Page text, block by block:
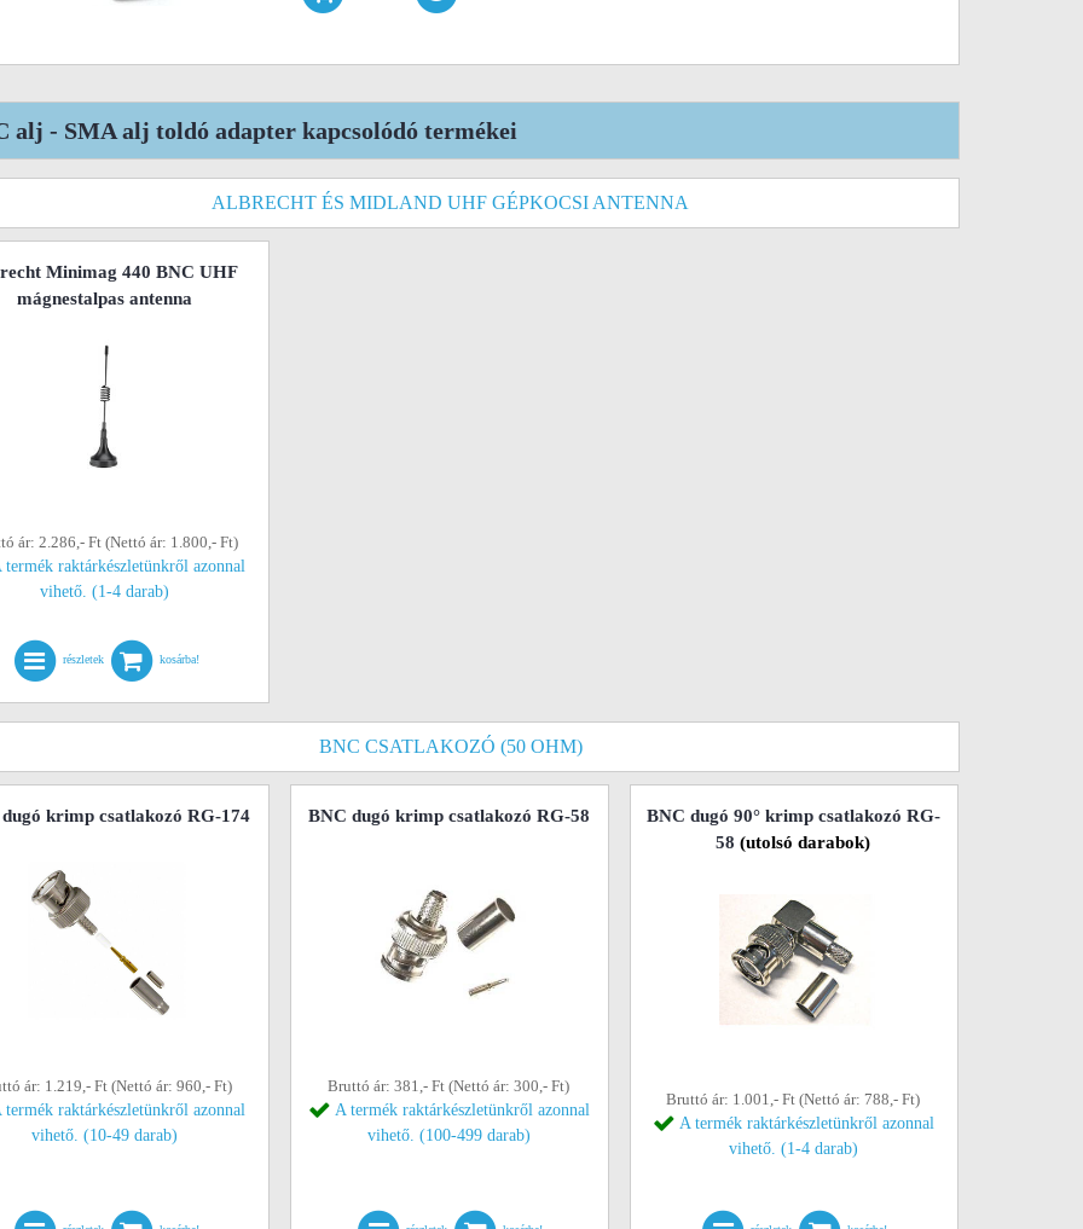
alj - SMA alj toldó adapter kapcsolódó termékei
ALBRECHT ÉS MIDLAND UHF GÉPKOCSI ANTENNA
Minimag 440 BNC UHF
mágnestalpas antenna
ár: 2.286,- Ft (Nettó ár: 1.800,- Ft)
termék raktárkészletünkről azonnal
vihető. (1-4 darab)
részletek kosárba!
BNC CSATLAKOZÓ (50 OHM)
krimp csatlakozó RG-174
ár: 1.219,- Ft (Nettó ár: 960,- Ft)
termék raktárkészletünkről azonnal
vihető. (10-49 darab)
BNC dugó krimp csatlakozó RG-58
Bruttó ár: 381,- Ft (Nettó ár: 300,- Ft)
A termék raktárkészletünkről azonnal
vihető. (100-499 darab)
BNC dugó 90° krimp csatlakozó RG-
58 (utolsó darabok)
Bruttó ár: 1.001,- Ft (Nettó ár: 788,- Ft)
A termék raktárkészletünkről azonnal
vihető. (1-4 darab)